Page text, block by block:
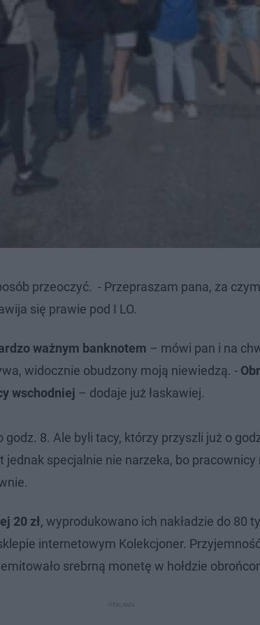
przeoczyć. - Przepraszam pana, za
się prawie pod I LO.
ważnym banknotem – mówi pan i na
widocznie obudzony moją niewiedzą. -
wschodniej – dodaje już łaskawiej.
8. Ale byli tacy, którzy przyszli już o
jednak specjalnie nie narzeka, bo
20 zł, wyprodukowano ich nakładzie do 80
internetowym Kolekcjoner.
srebrną monetę w hołdzie